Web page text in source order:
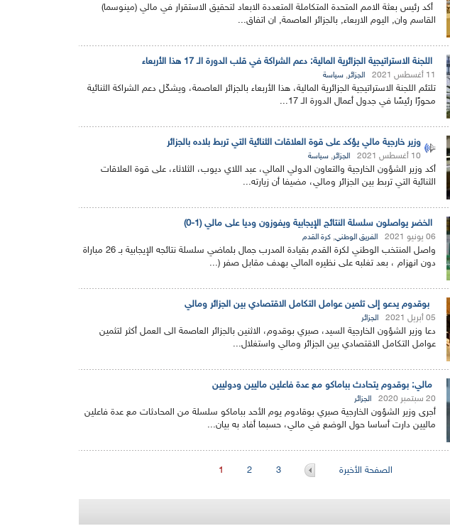
أكد رئيس بعثة الامم المتحدة المتكاملة المتعددة الابعاد لتحقيق الاستقرار في مالي (مينوسما)
القاسم وان, اليوم الاربعاء, بالجزائر العاصمة, ان اتفاق...
اللجنة الاستراتيجية الجزائرية المالية: دعم الشراكة في قلب الدورة الـ 17 هذا الأربعاء
11 أغسطس 2021 الجزائر, سياسة
تلتئم اللجنة الاستراتيجية الجزائرية المالية، هذا الأربعاء بالجزائر العاصمة، ويشكّل دعم الشراكة الثنائية
محورًا رئيسًا في جدول أعمال الدورة الـ 17...
وزير خارجية مالي يؤكد على قوة العلاقات الثنائية التي تربط بلاده بالجزائر
10 أغسطس 2021 الجزائر, سياسة
أكد وزير الشؤون الخارجية والتعاون الدولي المالي، عبد اللاي ديوب، الثلاثاء، على قوة العلاقات
الثنائية التي تربط بين الجزائر ومالي، مضيفا أن زيارته...
الخضر يواصلون سلسلة النتائج الإيجابية ويفوزون وديا على مالي (1-0)
06 يونيو 2021 الفريق الوطني, كرة القدم
واصل المنتخب الوطني لكرة القدم بقيادة المدرب جمال بلماضي سلسلة نتائجه الإيجابية بـ 26 مباراة
دون انهزام ، بعد تغلبه على نظيره المالي بهدف مقابل صفر (...
بوقدوم يدعو إلى تثمين عوامل التكامل الاقتصادي بين الجزائر ومالي
05 أبريل 2021 الجزائر
دعا وزير الشؤون الخارجية السيد، صبري بوقدوم، الاثنين بالجزائر العاصمة الى العمل أكثر لتثمين
عوامل التكامل الاقتصادي بين الجزائر ومالي واستغلال...
مالي: بوقدوم يتحادث بباماكو مع عدة فاعلين ماليين ودوليين
20 سبتمبر 2020 الجزائر
أجرى وزير الشؤون الخارجية صبري بوقادوم يوم الأحد بباماكو سلسلة من المحادثات مع عدة فاعلين
ماليين دارت أساسا حول الوضع في مالي، حسبما أفاد به بيان...
1 2 3 الصفحة الأخيرة